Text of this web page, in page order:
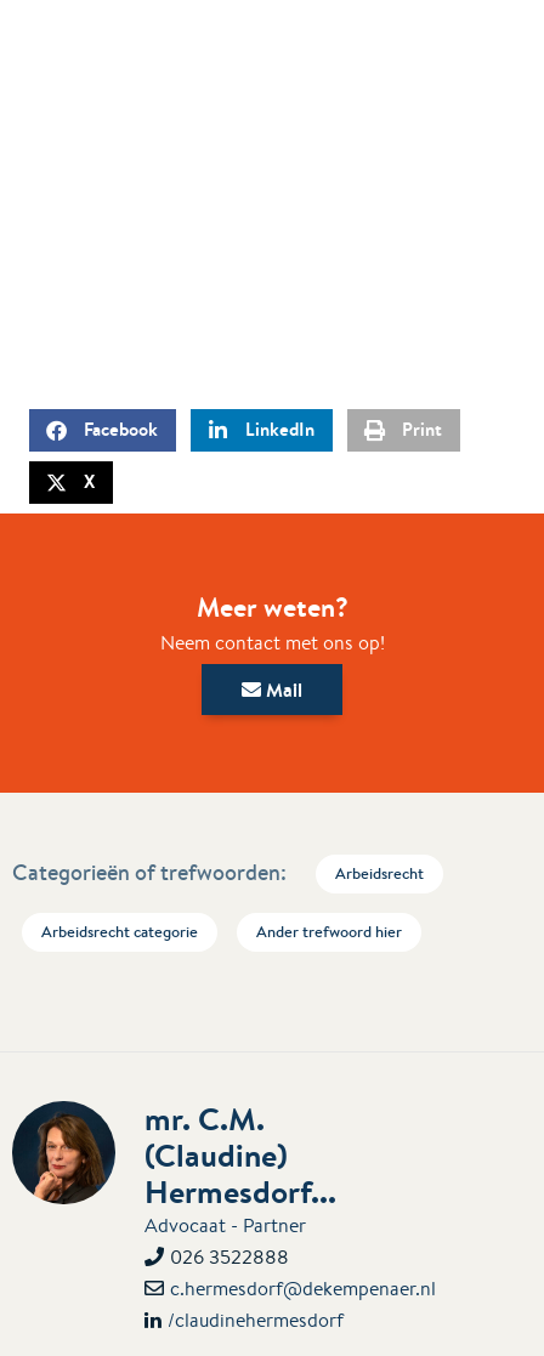
Facebook LinkedIn Print
X
Meer weten?
Neem contact met ons op!
Mail
Categorieën of trefwoorden: Arbeidsrecht
Arbeidsrecht categorie Ander trefwoord hier
mr. C.M.
(Claudine)
Hermesdorf...
Advocaat - Partner
026 3522888
c.hermesdorf@dekempenaer.nl
/claudinehermesdorf